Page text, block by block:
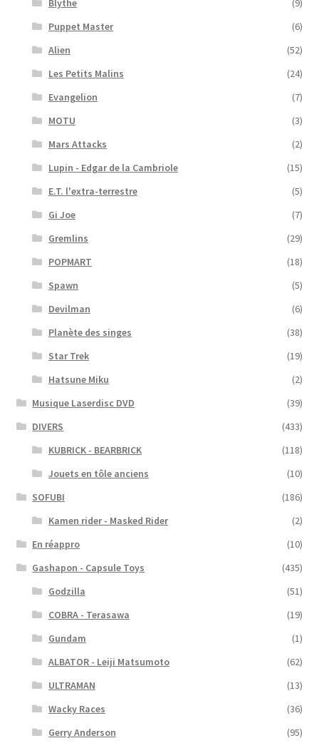
Blythe
(9)
Puppet Master
(6)
Alien
(52)
Les Petits Malins
(24)
Evangelion
(7)
MOTU
(3)
Mars Attacks
(2)
Lupin - Edgar de la Cambriole
(15)
E.T. l'extra-terrestre
(5)
Gi Joe
(7)
Gremlins
(29)
POPMART
(18)
Spawn
(5)
Devilman
(6)
Planète des singes
(38)
Star Trek
(19)
Hatsune Miku
(2)
Musique Laserdisc DVD
(39)
DIVERS
(433)
KUBRICK - BEARBRICK
(118)
Jouets en tôle anciens
(10)
SOFUBI
(186)
Kamen rider - Masked Rider
(2)
En réappro
(10)
Gashapon - Capsule Toys
(435)
Godzilla
(51)
COBRA - Terasawa
(19)
Gundam
(1)
ALBATOR - Leiji Matsumoto
(62)
ULTRAMAN
(13)
Wacky Races
(36)
Gerry Anderson
(95)